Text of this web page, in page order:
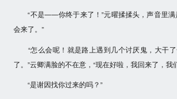
“不是——你终于来了！”元曜揉揉头，声音里满
会来了。”
“怎么会呢！就是路上遇到几个讨厌鬼，大干了
了。”云卿满脸的不在意，“现在好啦，我回来了，我
“是谢因找你过来的吗？”